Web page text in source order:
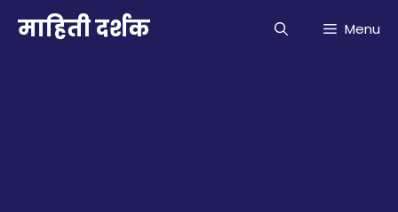
माहिती दर्शक Menu